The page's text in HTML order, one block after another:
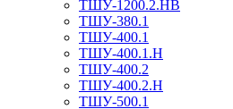
ТШУ-1200.2.НВ
ТШУ-380.1
ТШУ-400.1
ТШУ-400.1.Н
ТШУ-400.2
ТШУ-400.2.Н
ТШУ-500.1